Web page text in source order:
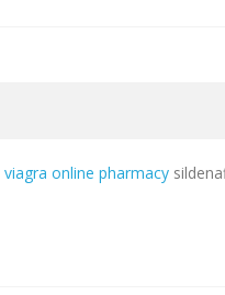
viagra online pharmacy